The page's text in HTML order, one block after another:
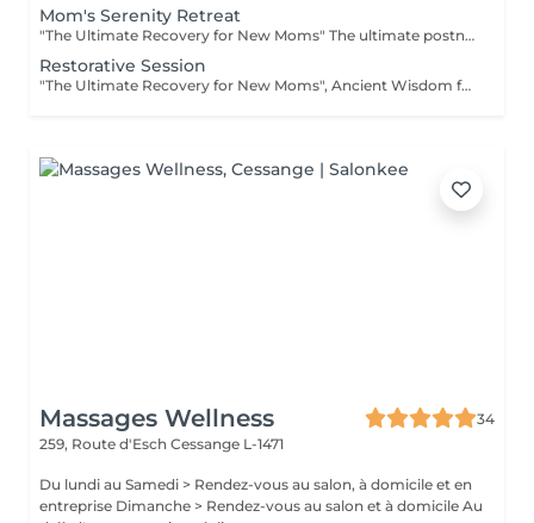
Mom's Serenity Retreat
"The Ultimate Recovery for New Moms" The ultimate postnatal comfort and relaxation experience. Gentle techniques help ease postpartum fluid retention, promote a wonderful sense of physical lightness, and encourage natural bodily harmony and relaxation. "Booking Guidelines" - Natural Birth: Recommended starting 4 weeks after delivery. - C-Section: Recommended starting 6 to 8 weeks after delivery (once you feel fully recovered and comfortable). Please consult with your doctor or personal healthcare provider prior to your first session.
Restorative Session
"The Ultimate Recovery for New Moms", Ancient Wisdom for the Modern Mother is a blend of soothing massage and warm herbal compress experience. - In Thai culture, the period following childbirth is considered a crucial time for a mother to "re-warm" her body and restore her vital energy. Our Traditional Thai Herbal Postnatal Care (known as a Yu Fai inspired ritual) is a comprehensive wellness experience designed to help new mothers recover physically and emotionally using the comforting warmth of organic Thai herbs. "Booking Guidelines" - Natural Birth: Recommended starting 4 weeks after delivery. - C-Section: Recommended starting 6 to 8 weeks after delivery (once you feel fully recovered and comfortable). Please consult with your doctor or personal healthcare provider prior to your first session.
Massages Wellness
34
259, Route d'Esch Cessange L-1471
Du lundi au Samedi > Rendez-vous au salon, à domicile et en
entreprise Dimanche > Rendez-vous au salon et à domicile Au